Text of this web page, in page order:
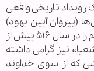
تاریخی واقعی
(پیروان آیین یهود)
اجازه داد به یهودیه بازگردند و معبد اورشلیم را در سال ۵۱۶ پیش از
نیز گرامی داشته
که از سوی خداوند